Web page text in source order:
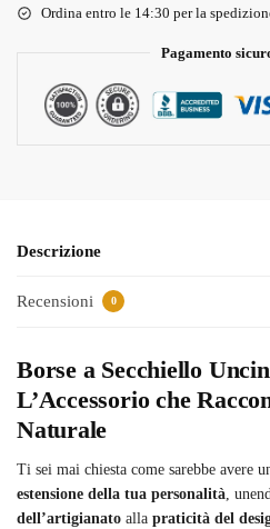
Ordina entro le 14:30 per la
Pagamento
Descrizione
Recensioni 0
Borse a Secchiello
L’Accessorio che
Naturale
Ti sei mai chiesta come sarebbe avere
estensione della tua personalità,
dell’artigianato alla praticità del